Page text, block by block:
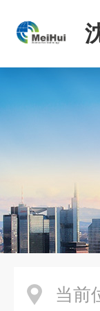
当前